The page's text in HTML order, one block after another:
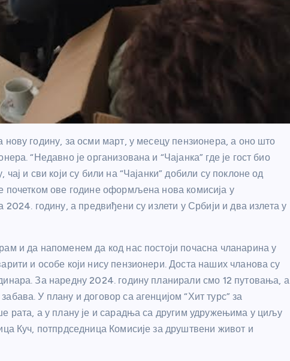
годину, за осми март, у месецу пензионера, а оно што
“Недавно је организована и “Чајанка” где је гост био
и сви који су били на “Чајанки” добили су поклоне од
почетком ове године оформљена нова комисија у
2024. годину, а предвиђени су излети у Србији и два излета у
и да напоменем да код нас постоји почасна чланарина у
и особе који нису пензионери. Доста наших чланова су
За наредну 2024. годину планирали смо 12 путовања, а
У плану и договор са агенцијом “Хит турс” за
рата, а у плану је и сарадња са другим удружењима у циљу
Куч, потпрдседница Комисије за друштвени живот и